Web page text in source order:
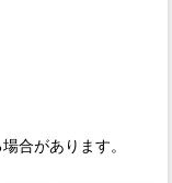
合があります。